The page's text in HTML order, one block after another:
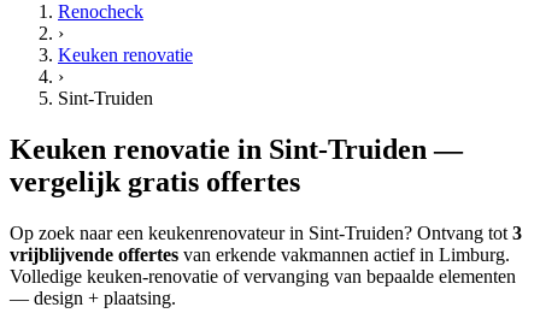
Renocheck
›
Keuken renovatie
›
Sint-Truiden
Keuken renovatie in Sint-Truiden —
vergelijk gratis offertes
Op zoek naareen keukenrenovateurin Sint-Truiden? Ontvang tot 3
vrijblijvende offertes van erkende vakmannen actief in Limburg.
Volledige keuken-renovatie of vervanging van bepaalde elementen
— design + plaatsing.